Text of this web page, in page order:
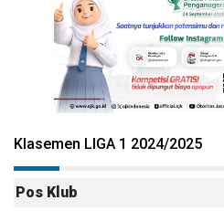
Klasemen LIGA 1 2024/2025
Pos Klub